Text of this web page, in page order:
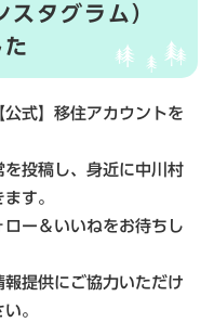
タグラム）
式】移住アカウントを
投稿し、身近に中川村
す。
ー＆いいねをお待ちし
提供にご協力いただけ
。